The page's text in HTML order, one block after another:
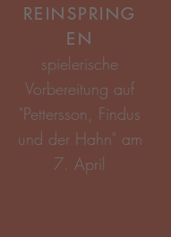
REINSPRING
EN